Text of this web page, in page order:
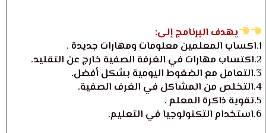
يهدف البرنامج إلى:
1.اكساب المعلمين معلومات ومهارات جديدة .
2.اكتساب مهارات في الغرفة الصفية خارج عن التقليد.
3.التعامل مع الضغوط اليومية بشكل أفضل.
4.التخلص من المشاكل في الغرف الصفية.
5.تقوية ذاكرة المعلم .
6.استخدام التكنولوجيا في التعليم.